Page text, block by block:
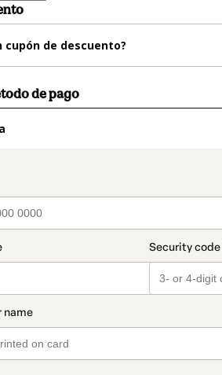
cupón de descuento?
de pago